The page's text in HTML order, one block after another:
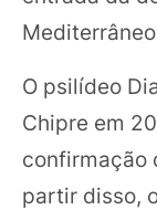
O psilídeo
Chipre em
confirmação
partir disso,